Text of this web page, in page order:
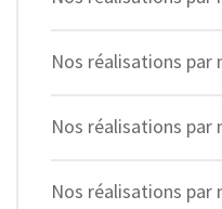
Nos réalisations par
Nos réalisations par
Nos réalisations par